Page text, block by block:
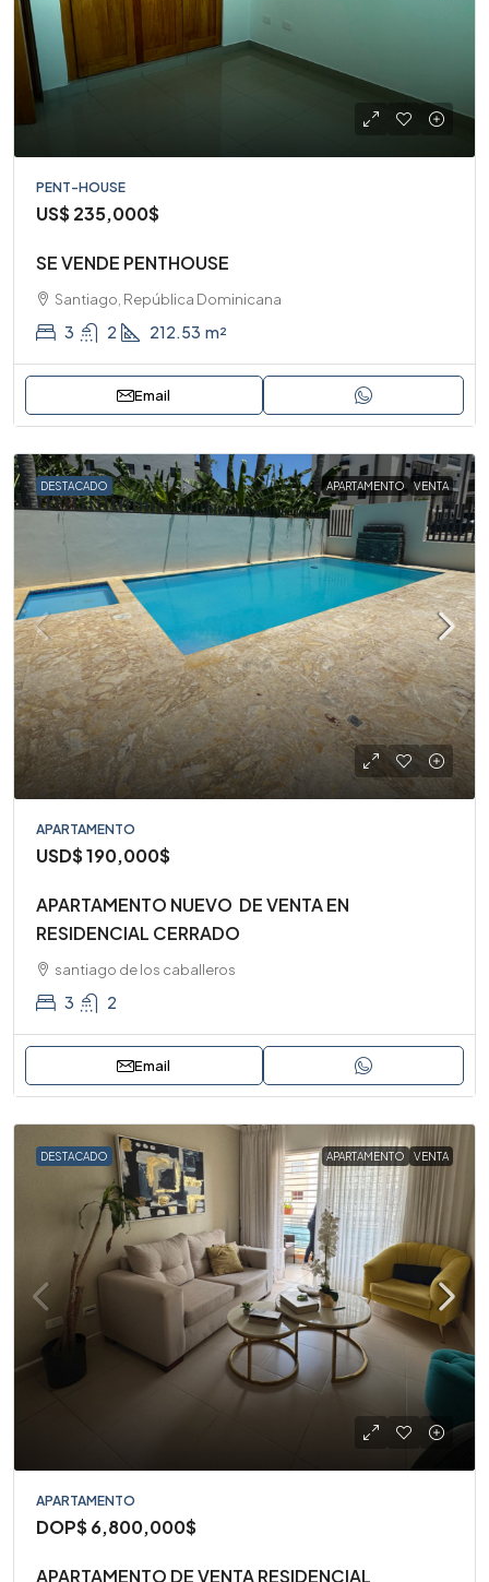
PENT-HOUSE
US$235,000$
SE VENDE PENTHOUSE
Santiago, República Dominicana
3 2 212.53 m²
Email
DESTACADO APARTAMENTO VENTA
APARTAMENTO
USD$190,000$
APARTAMENTO NUEVO DE VENTA EN
RESIDENCIAL CERRADO
santiago de los caballeros
3 2
Email
DESTACADO APARTAMENTO VENTA
APARTAMENTO
DOP$6,800,000$
APARTAMENTO DE VENTA RESIDENCIAL